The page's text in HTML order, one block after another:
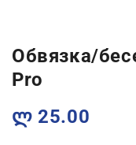
Обвязка/
Pro
ლ 25.00